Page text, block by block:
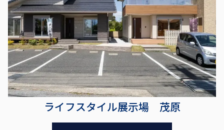
ライフスタイル展示場 茂原